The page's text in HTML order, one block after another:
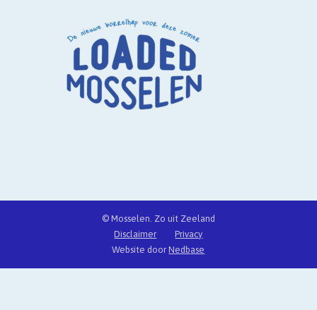
© Mosselen. Zo uit Zeeland
Disclaimer
Privacy
Website doorNedbase